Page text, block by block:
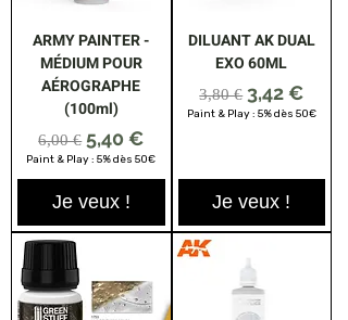
ARMY PAINTER -
MÉDIUM POUR
AÉROGRAPHE
(100ml)
Prix original
6,00 € Prix promotionnel
5,40 €
Paint & Play : 5% dès 50€
Je veux !
DILUANT AK DUAL
EXO 60ML
Prix original
3,80 € Prix
3,42 €
Paint & Play : 5% dès 50€
Je veux !